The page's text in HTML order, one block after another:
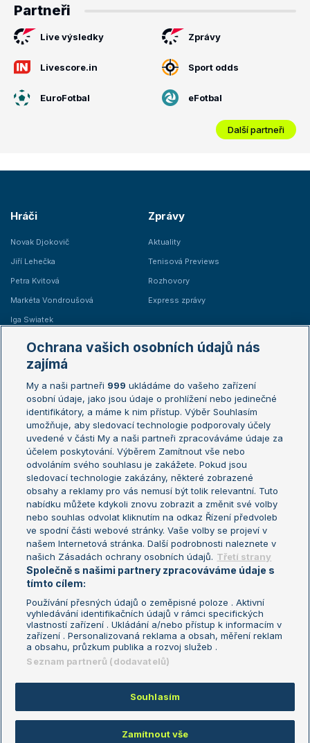
Partneři
Live výsledky Zprávy
Livescore.in Sport odds
EuroFotbal eFotbal
Další partneři
Hráči
Novak Djokovič
Jiří Lehečka
Petra Kvitová
Markéta Vondroušová
Iga Swiatek
Zprávy
Aktuality
Tenisová Previews
Rozhovory
Express zprávy
Žebříčky
Žebříček ATP (muži)
Žebříček WTA (ženy)
Sázkařský žebříček
Australian Open
French Open
Wimbledon
US Open
Turnaj mistrů
Turnaj mistryň
Aktualní trendy
Fotbalové přestupy
Livesport Daily
LS Prague Open
Podmínky užití
Nastavení soukromí
GDPR a žurnalistika
Reklama
Kontakt
Informace o zpracování osobních
údajů
Copyright © 2008-2026 TenisPortal.cz. Využíváme zpravodajství ČTK.
Ochrana vašich osobních údajů nás
zajímá
My a naši partneři 999 ukládáme do vašeho zařízení
osobní údaje, jako jsou údaje o prohlížení nebo jedinečné
identifikátory, a máme k nim přístup. Výběr Souhlasím
umožňuje, aby sledovací technologie podporovaly účely
uvedené v části My a naši partneři zpracováváme údaje za
účelem poskytování. Výběrem Zamítnout vše nebo
odvoláním svého souhlasu je zakážete. Pokud jsou
sledovací technologie zakázány, některé zobrazené
obsahy a reklamy pro vás nemusí být tolik relevantní. Tuto
nabídku můžete kdykoli znovu zobrazit a změnit své volby
nebo souhlas odvolat kliknutím na odkaz Řízení předvoleb
ve spodní části webové stránky. Vaše volby se projeví v
našem Internetová stránka. Další podrobnosti naleznete v
našich Zásadách ochrany osobních údajů. Třetí strany
Společně s našimi partnery zpracováváme údaje s
tímto cílem:
Používání přesných údajů o zeměpisné poloze . Aktivní
vyhledávání identifikačních údajů v rámci specifických
vlastností zařízení . Ukládání a/nebo přístup k informacím v
zařízení . Personalizovaná reklama a obsah, měření reklam
a obsahu, průzkum publika a rozvoj služeb .
Seznam partnerů (dodavatelů)
Souhlasím
Zamítnout vše